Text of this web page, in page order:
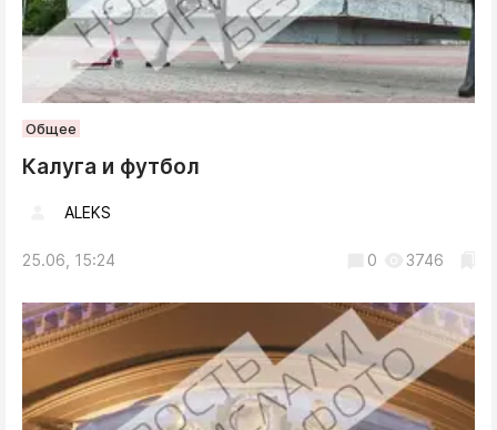
Общее
Калуга и футбол
ALEKS
25.06, 15:24 0 3746